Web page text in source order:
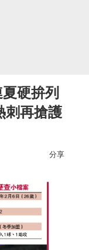
硬拚列
刺再搶護
分享